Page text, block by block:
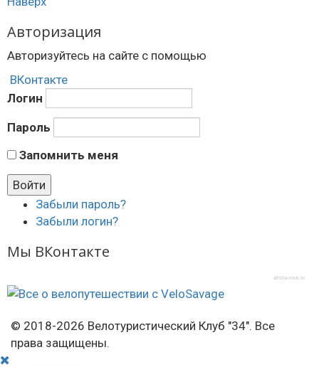
Авторизация
Авторизуйтесь на сайте с помощью
ВКонтакте
Логин
Пароль
Запомнить меня
Забыли пароль?
Забыли логин?
Мы ВКонтакте
afisha-msk.ru
© 2018-2026 Велотуристический Клуб "34". Все
права защищены.